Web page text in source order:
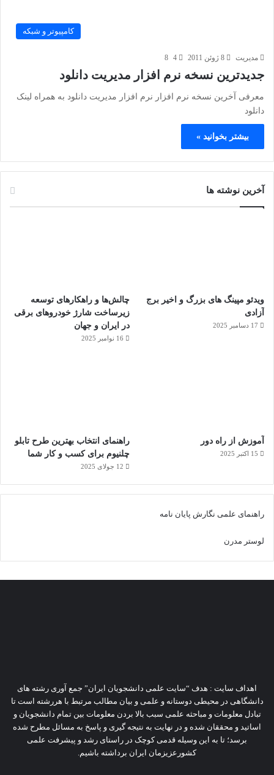
کامپیوتر و شبکه
مدیریت 8 ژوئن 2011 4
8
جدیدترین نسخه نرم افزار مدیریت دانلود
معرفی آخرین نسخه نرم افزار نرم افزار مدیریت دانلود به همراه لینک
دانلود
بیشتر بخوانید »
آخرین نوشته ها
ویدئو مپینگ های بزرگ و اخیر برج
آزادی
17 دسامبر 2025
چالش‌ها و راهکارهای توسعه
زیرساخت شارژ خودروهای برقی
در ایران و جهان
16 نوامبر 2025
آموزش از راه دور
15 اکتبر 2025
راهنمای انتخاب بهترین طرح تابلو
چلنیوم برای کسب و کار شما
12 جولای 2025
راهنمای علمی نگارش پایان نامه
لوستر مدرن
اهداف سایت : هدف “سایت علمی دانشجویان ایران” جمع آوری رشته های
دانشگاهی در محیطی دوستانه و علمی و بیان مطالب مرتبط با هررشته است تا
تبادل معلومات و مباحثه علمی سبب بالا بردن معلومات بین تمام دانشجویان و
اساتید و محققان شده و در نهایت به نتیجه گیری و پاسخ به مسائل مطرح شده
برسد؛ تا به این وسیله قدمی کوچک در راستای رشد و پیشرفت علمی
کشورعزیزمان ایران برداشته باشیم.